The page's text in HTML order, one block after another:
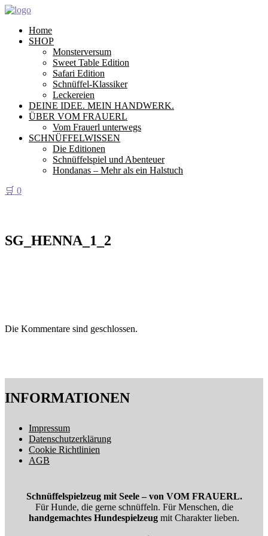
Home
SHOP
Monsterversum
Sweet Table Edition
Safari Edition
Schnüffel-Klassiker
Leckereien
DEINE IDEE. MEIN HANDWERK.
ÜBER VOM FRAUERL
Vom Frauerl unterwegs
SCHNÜFFELWISSEN
Die Editionen
Schnüffelspiel und Abenteuer
Hondanas – Mehr als ein Halstuch
🛒 0
SG_HENNA_1_2
Die Kommentare sind geschlossen.
INFORMATIONEN
Impressum
Datenschutzerklärung
Cookie Richtlinien
AGB
Schnüffelspielzeug mit Seele – von VOM FRAUERL.
Für Hunde, die gerne schnüffeln. Für Menschen, die
handgemachtes Hundespielzeug mit Charakter lieben.